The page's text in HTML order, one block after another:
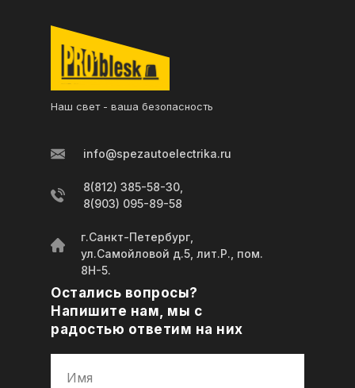
8(812) 385-58-30,
8(903) 095-89-58
info@spezautoelectrika.ru
г.Санкт-Петербург,
ул.Самойловой д.5, лит.Р., пом.
8Н-5.
Остались вопросы?
Напишите нам, мы с
радостью ответим на них
Наш свет - ваша безопасность